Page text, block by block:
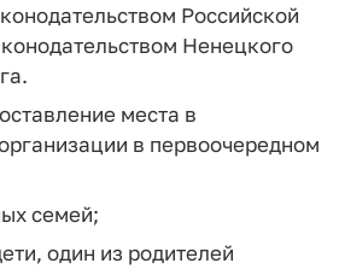
Российской
Ненецкого
места в
в первоочередном
семей;
один из родителей